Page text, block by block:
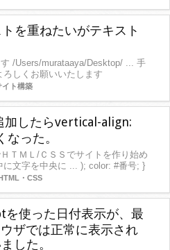
を重ねたいがテキスト
/Users/murataaya/Desktop/ ... 手
しくお願いいたします
イト構築
したらvertical-align:
った。
ＴＭＬ/ＣＳＳでサイトを作り始め
に文字を中央に ... ); color: #番号; }
HTML・CSS
を使った日付表示が、最
ザでは正常に表示され
した。